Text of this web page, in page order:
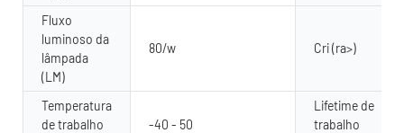
Fluxo
luminoso da
lâmpada
(LM)
80/w Cri (ra>)
Temperatura
de trabalho
-40 - 50
Lifetime de
trabalho